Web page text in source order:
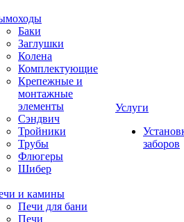
Баки
Заглушки
Колена
Комплектующие
Крепежные и
монтажные
элементы
Сэндвич
Тройники
Трубы
Флюгеры
Шибер
и камины
Печи для бани
Печи
Услуги
заборов